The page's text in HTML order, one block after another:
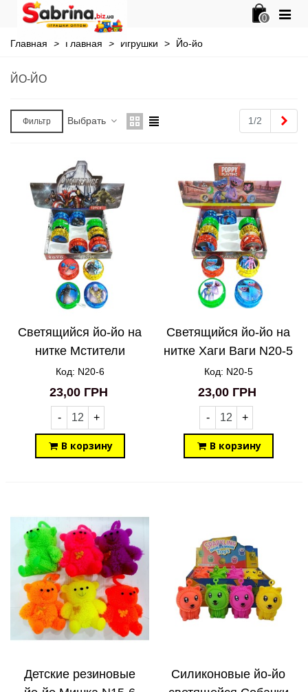
0
Главная > Главная > Игрушки > Йо-йо
ЙО-ЙО
Фильтр Выбрать 1/2
Светящийся йо-йо на
нитке Мстители
Марвел N20-6
Код: N20-6
23,00 ГРН
- +
В корзину
Светящийся йо-йо на
нитке Хаги Ваги N20-5
Код: N20-5
23,00 ГРН
- +
В корзину
Детские резиновые
Силиконовые йо-йо